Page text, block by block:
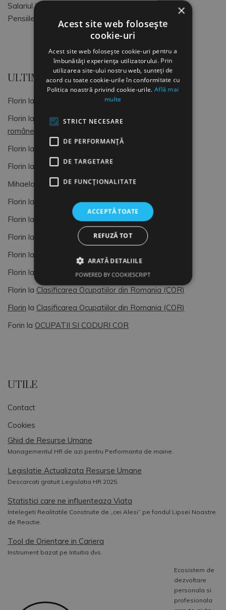
Salariul Minim Brut pe tara
Pensiile speciale ale magistratilor
ULTIMELE COMENTARII
Florin la
OCUPATII SI CODURI COR
Florin la
Dimitrie Gusti, o lumină pentru sociologia
românească (4)
Florin la
OCUPATII SI CODURI COR
Florin la
Formular de Exit interviu
Mihaela
Formular de Exit interviu
Florin la
OCUPATII SI CODURI COR
Florin la
OCUPATII SI CODURI COR
Florin la
Managementul Vietii si al Resurselor Umane
Florin la
Florin la
Florin la Clasificarea Ocupatiilor din Romania (COR)
Florin la Clasificarea Ocupatiilor din Romania (COR)
Forin la OCUPATII SI CODURI COR
UTILE
Contact
Cookies
Ghid de Resurse Umane
Managementul HR de azi pentru Performanta de maine.
Legislatie Actualizata Resurse Umane
Descarcati gratuit Legislatia HR 2025.
Statistici care ne influenteaza Viata
Intelegeti Realitatile Construite de „cei Alesi” pe fondul Lipsei Noastre
de Reactie.
Tool de Orientare in Cariera
Instrument bazat pe Intuitia dvs.
Ecosistem de
dezvoltare
personala si
profesionala
×
Acest site web folosește
cookie-uri
Acest site web folosește cookie-uri pentru a
îmbunătăți experiența utilizatorului. Prin
utilizarea site-ului nostru web, sunteți de
acord cu toate cookie-urile în conformitate cu
Politica noastră privind cookie-urile.Află mai
multe
STRICT NECESARE
DE PERFORMANȚĂ
DE TARGETARE
DE FUNCŢIONALITATE
ACCEPTĂ TOATE
REFUZĂ TOT
ARATĂ DETALIILE
POWERED BY COOKIESCRIPT